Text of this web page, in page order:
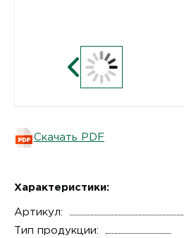
Скачать PDF
Характеристики:
Артикул:
Тип продукции: